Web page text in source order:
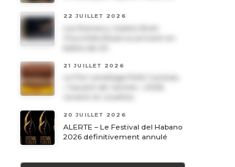
22 JUILLET 2026
Les Romeo y Julieta Short
21 JUILLET 2026
Le Por Larrañaga Petit Coronas,
20 JUILLET 2026
ALERTE – Le Festival del Habano
2026 définitivement annulé